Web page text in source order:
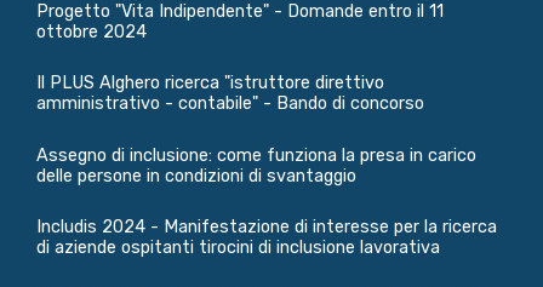
Progetto "Vita Indipendente" - Domande entro il 11
ottobre 2024
Il PLUS Alghero ricerca "istruttore direttivo
amministrativo - contabile" - Bando di concorso
Assegno di inclusione: come funziona la presa in carico
delle persone in condizioni di svantaggio
Includis 2024 - Manifestazione di interesse per la ricerca
di aziende ospitanti tirocini di inclusione lavorativa